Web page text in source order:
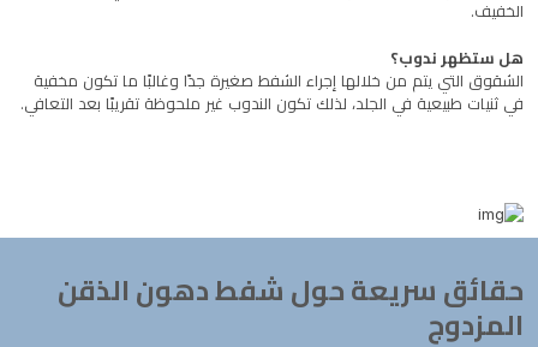
الخفيف.
هل ستظهر ندوب؟
الشقوق التي يتم من خلالها إجراء الشفط صغيرة جدًا وغالبًا ما تكون مخفية
في ثنيات طبيعية في الجلد، لذلك تكون الندوب غير ملحوظة تقريبًا بعد التعافي.
حقائق سريعة حول شفط دهون الذقن
المزدوج